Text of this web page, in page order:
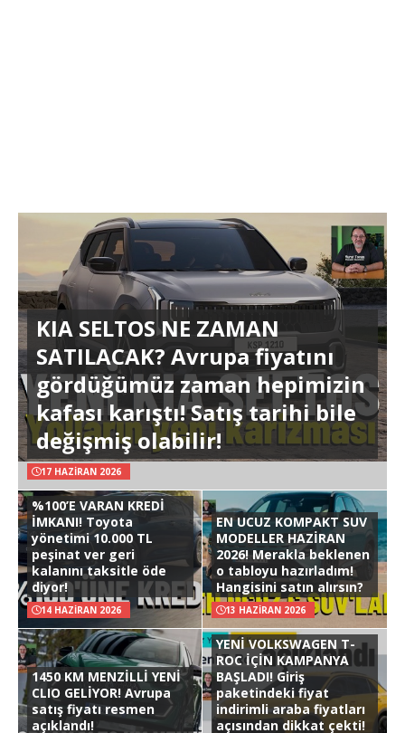
KIA SELTOS NE ZAMAN
SATILACAK? Avrupa fiyatını
gördüğümüz zaman hepimizin
kafası karıştı! Satış tarihi bile
değişmiş olabilir!
17 HAZIRAN 2026
%100’E VARAN KREDİ
İMKANI! Toyota
yönetimi 10.000 TL
peşinat ver geri
kalanını taksitle öde
diyor!
14 HAZIRAN 2026
EN UCUZ KOMPAKT SUV
MODELLER HAZİRAN
2026! Merakla beklenen
o tabloyu hazırladım!
Hangisini satın alırsın?
13 HAZIRAN 2026
1450 KM MENZİLLİ YENİ
CLIO GELİYOR! Avrupa
satış fiyatı resmen
açıklandı!
YENİ VOLKSWAGEN T-
ROC İÇİN KAMPANYA
BAŞLADI! Giriş
paketindeki fiyat
indirimli araba fiyatları
açısından dikkat çekti!